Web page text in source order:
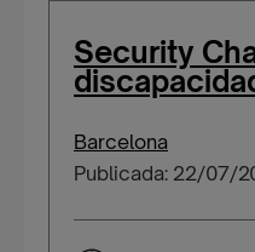
Security
Barcelona
Publicada: 22/07/